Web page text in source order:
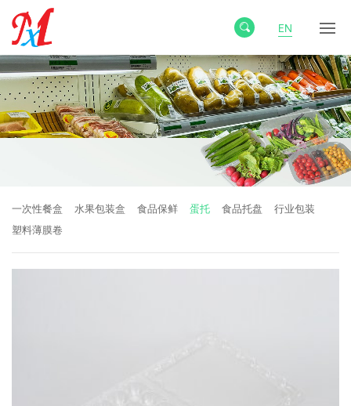
EN
一次性餐盒 水果包装盒 食品保鲜 蛋托 食品托盘
行业包装
塑料薄膜卷